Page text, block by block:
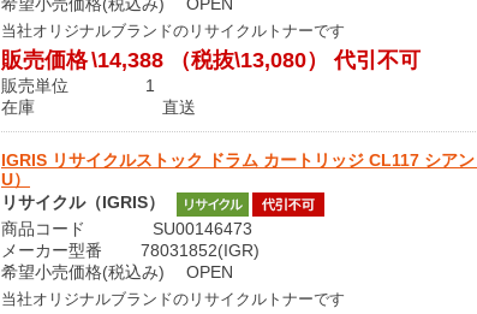
当社オリジナルブランドのリサイクルトナーです
販売価格\14,388 （税抜\13,080） 代引不可
販売単位 1
在庫 直送
IGRIS リサイクルストック ドラム カートリッジ CL117 シア
U）
リサイクル（IGRIS）
商品コード SU00146473
メーカー型番 78031852(IGR)
希望小売価格(税込み) OPEN
当社オリジナルブランドのリサイクルトナーです